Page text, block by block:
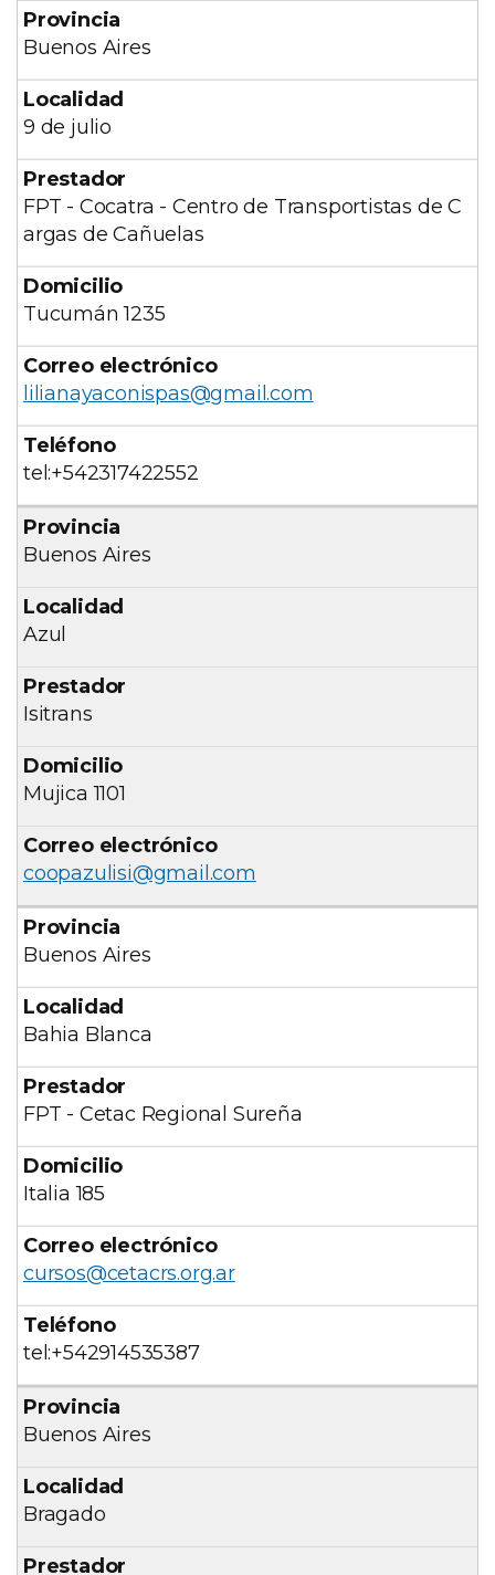
Buenos Aires
9 de julio
FPT - Cocatra - Centro de Transportistas de C
argas de Cañuelas
Tucumán 1235
lilianayaconispas@gmail.com
tel:+542317422552
Buenos Aires
Azul
Isitrans
Mujica 1101
coopazulisi@gmail.com
Buenos Aires
Bahia Blanca
FPT - Cetac Regional Sureña
Italia 185
cursos@cetacrs.org.ar
tel:+542914535387
Buenos Aires
Bragado